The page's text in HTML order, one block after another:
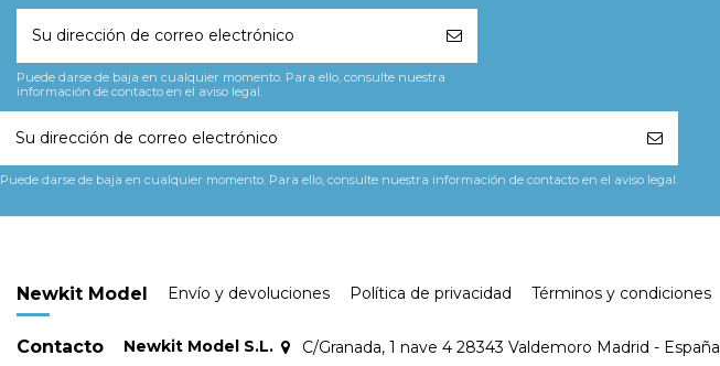
Puede darse de baja en cualquier momento. Para ello, consulte nuestra
información de contacto en el aviso legal.
Puede darse de baja en cualquier momento. Para ello, consulte nuestra información de contacto en el aviso legal.
Newkit Model Envío y devoluciones Política de privacidad Términos y condiciones
Contacto Newkit Model S.L. C/Granada, 1 nave 4 28343 Valdemoro Madrid - España